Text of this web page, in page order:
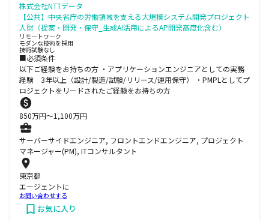
株式会社NTTデータ
【公共】中央省庁の労働領域を支える大規模システム開発プロジェクト
人財（提案・開発・保守_生成AI活用によるAP開発高度化含む）
リモートワーク
モダンな技術を採用
技術試験なし
■必須条件
以下ご経験をお持ちの方 ・アプリケーションエンジニアとしての実務
経験 3年以上（設計/製造/試験/リリース/運用保守） ・PMPLとしてプ
ロジェクトをリードされたご経験をお持ちの方
850万円〜1,100万円
サーバーサイドエンジニア, フロントエンドエンジニア, プロジェクト
マネージャー(PM), ITコンサルタント
東京都
エージェントに
お問い合わせする
お気に入り